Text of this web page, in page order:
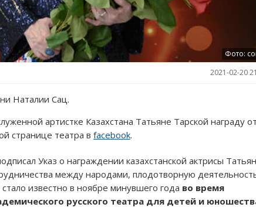
Фото:
2021-02-20
Наталии Сац.
артистке Казахстана Татьяне Тарской награду от
странице театра в facebook.
Указ о награждении казахстанской актрисы
между народами, плодотворную
известно в ноябре минувшего года во время
русского театра для детей и